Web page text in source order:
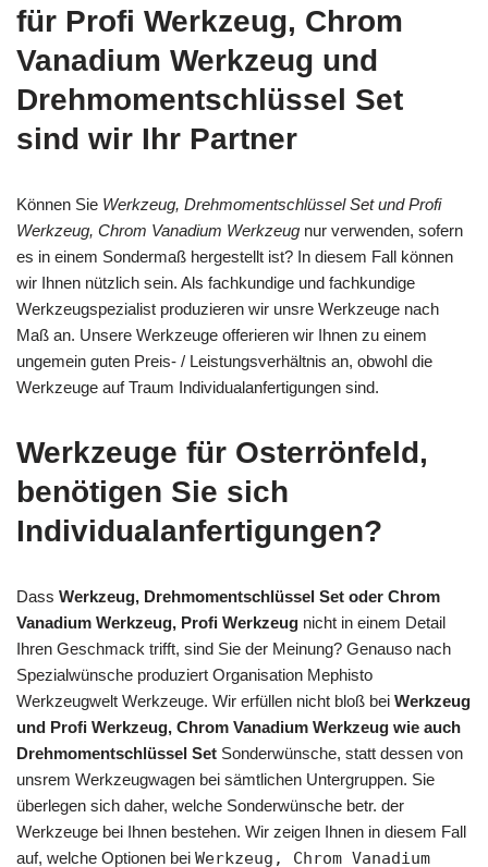
für Profi Werkzeug, Chrom
Vanadium Werkzeug und
Drehmomentschlüssel Set
sind wir Ihr Partner
Können Sie Werkzeug, Drehmomentschlüssel Set und Profi
Werkzeug, Chrom Vanadium Werkzeug nur verwenden, sofern
es in einem Sondermaß hergestellt ist? In diesem Fall können
wir Ihnen nützlich sein. Als fachkundige und fachkundige
Werkzeugspezialist produzieren wir unsre Werkzeuge nach
Maß an. Unsere Werkzeuge offerieren wir Ihnen zu einem
ungemein guten Preis- / Leistungsverhältnis an, obwohl die
Werkzeuge auf Traum Individualanfertigungen sind.
Werkzeuge für Osterrönfeld,
benötigen Sie sich
Individualanfertigungen?
Dass Werkzeug, Drehmomentschlüssel Set oder Chrom
Vanadium Werkzeug, Profi Werkzeug nicht in einem Detail
Ihren Geschmack trifft, sind Sie der Meinung? Genauso nach
Spezialwünsche produziert Organisation Mephisto
Werkzeugwelt Werkzeuge. Wir erfüllen nicht bloß bei Werkzeug
und Profi Werkzeug, Chrom Vanadium Werkzeug wie auch
Drehmomentschlüssel Set Sonderwünsche, statt dessen von
unsrem Werkzeugwagen bei sämtlichen Untergruppen. Sie
überlegen sich daher, welche Sonderwünsche betr. der
Werkzeuge bei Ihnen bestehen. Wir zeigen Ihnen in diesem Fall
auf, welche Optionen bei Werkzeug, Chrom Vanadium